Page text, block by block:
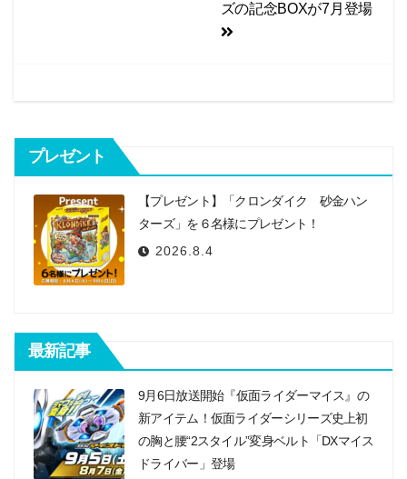
ズの記念BOXが7月登場
プレゼント
【プレゼント】「クロンダイク 砂金ハン
ターズ」を６名様にプレゼント！
2026.8.4
最新記事
9月6日放送開始『仮面ライダーマイス』の
新アイテム！仮面ライダーシリーズ史上初
の胸と腰“2スタイル”変身ベルト「DXマイス
ドライバー」登場